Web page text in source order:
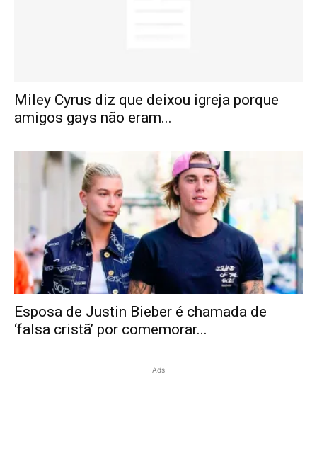
Miley Cyrus diz que deixou igreja porque
amigos gays não eram...
Esposa de Justin Bieber é chamada de
‘falsa cristã’ por comemorar...
Ads